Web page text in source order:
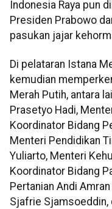
Indonesia Raya pun
Presiden Prabowo
pasukan jajar
Di pelataran Istana
kemudian
Merah Putih, antara
Prasetyo Hadi,
Koordinator Bidang
Menteri Pendidikan
Yuliarto, Menteri
Koordinator Bidang
Pertanian Andi
Sjafrie Sjamsoeddin,